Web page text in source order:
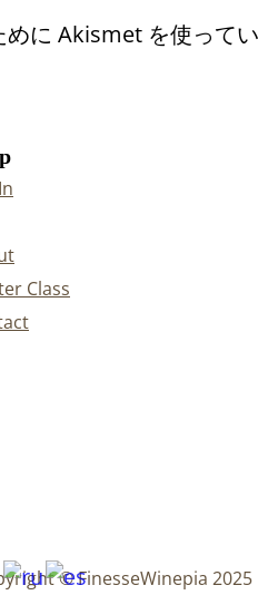
に Akismet を使ってい
Class
© FinesseWinepia